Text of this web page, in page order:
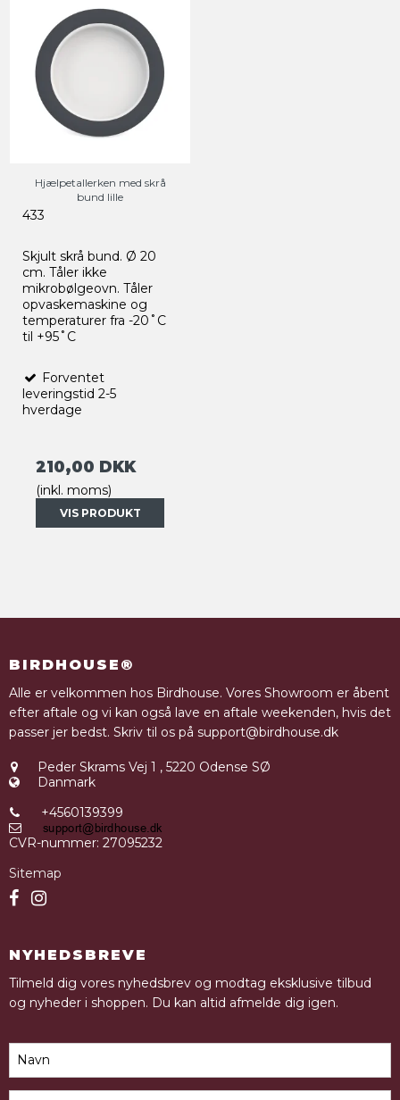
Hjælpetallerken med skrå
bund lille
433
Skjult skrå bund. Ø 20
cm. Tåler ikke
mikrobølgeovn. Tåler
opvaskemaskine og
temperaturer fra -20˚C
til +95˚C
Forventet
leveringstid 2-5
hverdage
210,00 DKK
(inkl. moms)
VIS PRODUKT
BIRDHOUSE®
Alle er velkommen hos Birdhouse. Vores Showroom er åbent
efter aftale og vi kan også lave en aftale weekenden, hvis det
passer jer bedst. Skriv til os på support@birdhouse.dk
Peder Skrams Vej 1 , 5220 Odense SØ
Danmark
+4560139399
CVR-nummer: 27095232
Sitemap
NYHEDSBREVE
Tilmeld dig vores nyhedsbrev og modtag eksklusive tilbud
og nyheder i shoppen. Du kan altid afmelde dig igen.